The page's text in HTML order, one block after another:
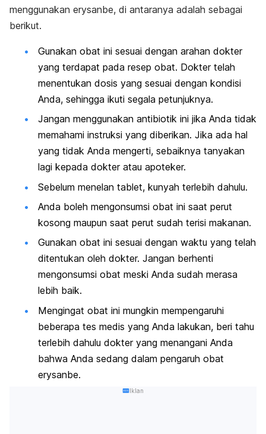
menggunakan erysanbe, di antaranya adalah sebagai
berikut.
Gunakan obat ini sesuai dengan arahan dokter
yang terdapat pada resep obat. Dokter telah
menentukan dosis yang sesuai dengan kondisi
Anda, sehingga ikuti segala petunjuknya.
Jangan menggunakan antibiotik ini jika Anda tidak
memahami instruksi yang diberikan. Jika ada hal
yang tidak Anda mengerti, sebaiknya tanyakan
lagi kepada dokter atau apoteker.
Sebelum menelan tablet, kunyah terlebih dahulu.
Anda boleh mengonsumsi obat ini saat perut
kosong maupun saat perut sudah terisi makanan.
Gunakan obat ini sesuai dengan waktu yang telah
ditentukan oleh dokter. Jangan berhenti
mengonsumsi obat meski Anda sudah merasa
lebih baik.
Mengingat obat ini mungkin mempengaruhi
beberapa tes medis yang Anda lakukan, beri tahu
terlebih dahulu dokter yang menangani Anda
bahwa Anda sedang dalam pengaruh obat
erysanbe.
Iklan